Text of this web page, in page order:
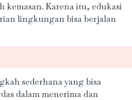
Karena itu, edukasi
lingkungan bisa berjalan
sederhana yang bisa
dalam menerima dan